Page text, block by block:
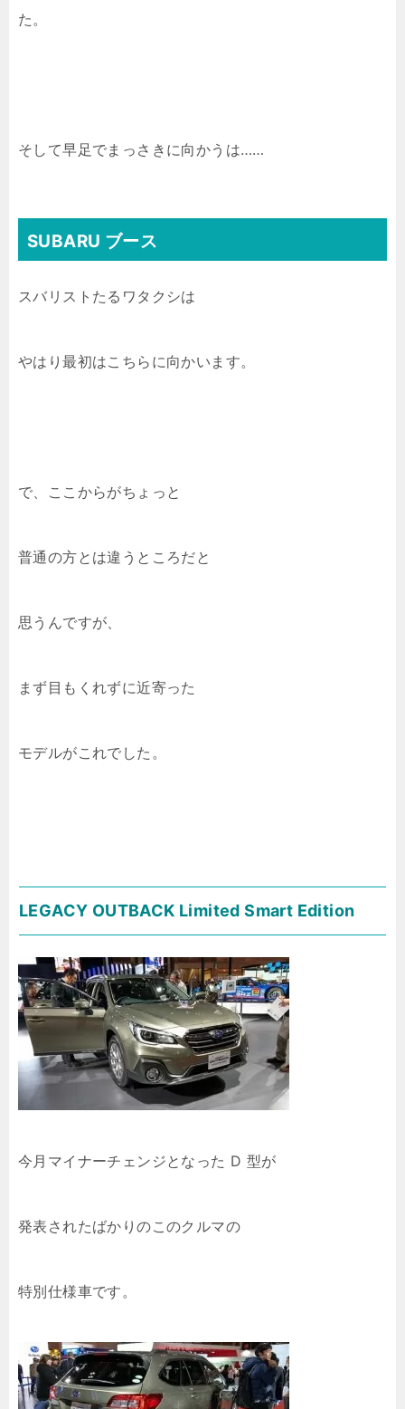
た。
そして早足でまっさきに向かうは……
SUBARU ブース
スバリストたるワタクシは
やはり最初はこちらに向かいます。
で、ここからがちょっと
普通の方とは違うところだと
思うんですが、
まず目もくれずに近寄った
モデルがこれでした。
LEGACY OUTBACK Limited Smart Edition
今月マイナーチェンジとなった D 型が
発表されたばかりのこのクルマの
特別仕様車です。